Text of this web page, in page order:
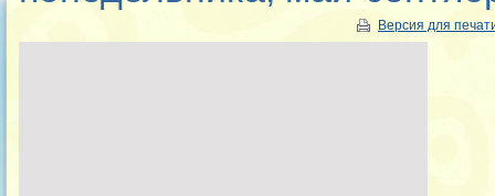
Версия для